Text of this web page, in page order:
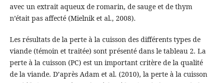
avec un extrait aqueux de romarin, de sauge et de thym
n’était pas affecté (Mielnik et al., 2008).
Les résultats de la perte à la cuisson des différents types de
viande (témoin et traitée) sont présenté dans le tableau 2. La
perte à la cuisson (PC) est un important critère de la qualité
de la viande. D’après Adam et al. (2010), la perte à la cuisson